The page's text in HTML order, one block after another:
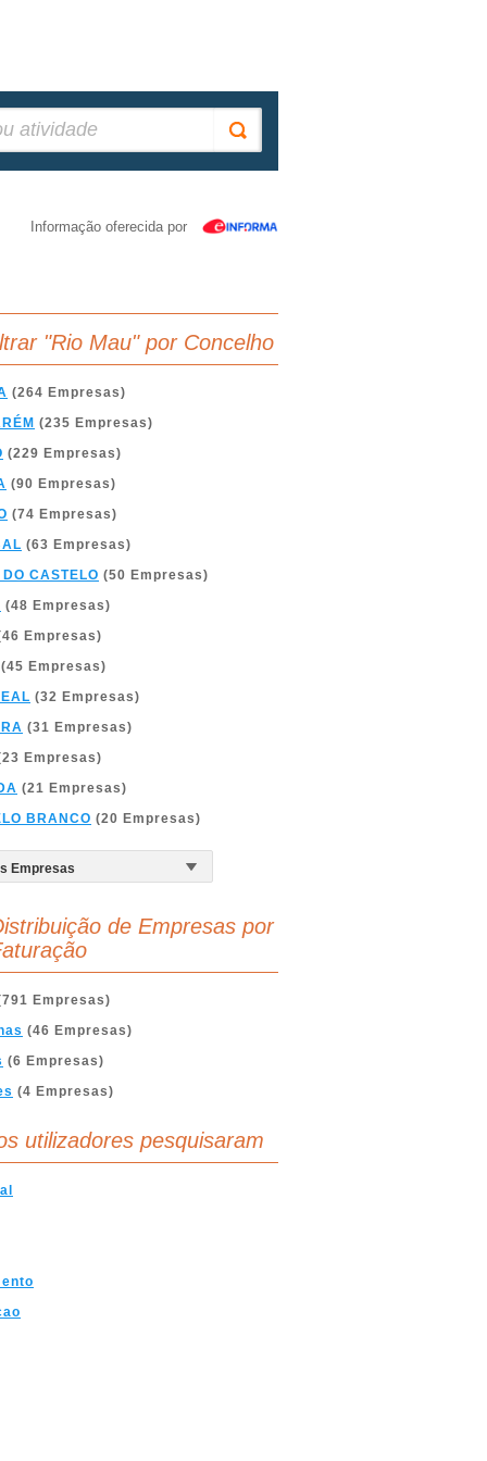
Informação oferecida por
"Rio Mau" por Concelho
(264 Empresas)
(235 Empresas)
(229 Empresas)
(90 Empresas)
(74 Empresas)
(63 Empresas)
CASTELO (50 Empresas)
(48 Empresas)
Empresas)
Empresas)
(32 Empresas)
(31 Empresas)
Empresas)
(21 Empresas)
BRANCO (20 Empresas)
de Empresas por
Empresas)
(46 Empresas)
(6 Empresas)
(4 Empresas)
utilizadores pesquisaram